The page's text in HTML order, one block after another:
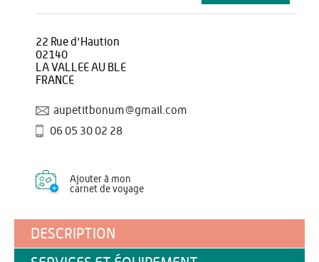
22 Rue d'Haution
02140
LA VALLEE AU BLE
FRANCE
aupetitbonum@gmail.com
06 05 30 02 28
Ajouter à mon
carnet de voyage
DESCRIPTION